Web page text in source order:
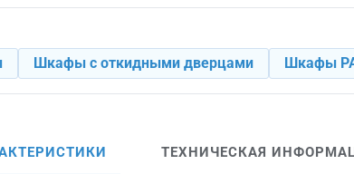
Шкафы с откидными дверцами Шкафы
ТЕХНИЧЕСКАЯ